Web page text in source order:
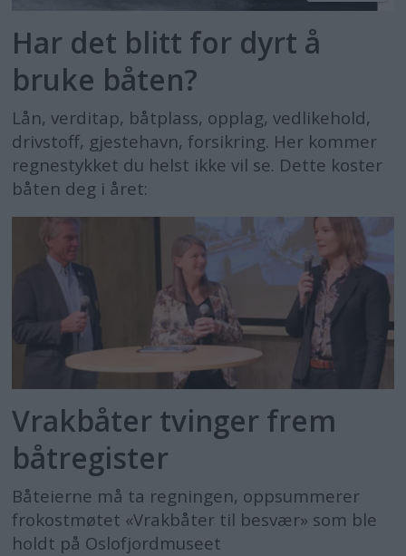
Har det blitt for dyrt å
bruke båten?
Lån, verditap, båtplass, opplag, vedlikehold,
drivstoff, gjestehavn, forsikring. Her kommer
regnestykket du helst ikke vil se. Dette koster
båten deg i året:
Vrakbåter tvinger frem
båtregister
Båteierne må ta regningen, oppsummerer
frokostmøtet «Vrakbåter til besvær» som ble
holdt på Oslofjordmuseet